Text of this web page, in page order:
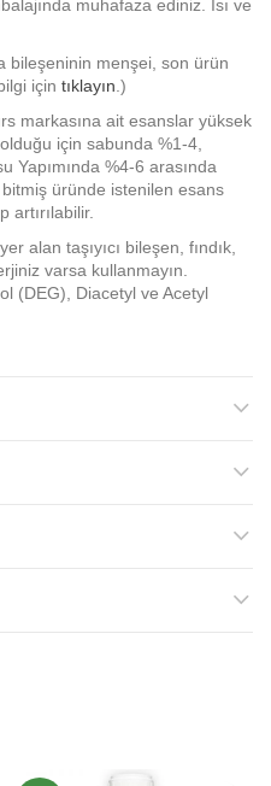
muhafaza ediniz. Isı ve
bileşeninin menşei, son ürün
için tıklayın .)
markasına ait esanslar yüksek
için sabunda %1-4,
Yapımında %4-6 arasında
bitmiş üründe istenilen esans
artırılabilir.
alan taşıyıcı bileşen, fındık,
varsa kullanmayın.
(DEG), Diacetyl ve Acetyl